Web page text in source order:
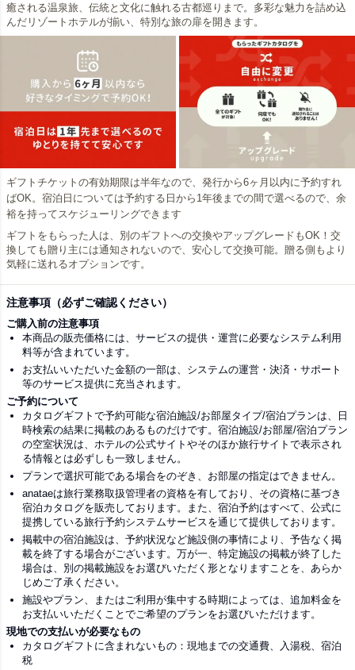
癒される温泉旅、伝統と文化に触れる古都巡りまで。多彩な魅力を詰め込
んだリゾートホテルが揃い、特別な旅の扉を開きます。
ギフトチケットの有効期限は半年なので、発行から6ヶ月以内に予約すれ
ばOK。宿泊日については予約する日から1年後までの間で選べるので、余
裕を持ってスケジューリングできます
ギフトをもらった人は、別のギフトへの交換やアップグレードもOK！交
換しても贈り主には通知されないので、安心して交換可能。贈る側もより
気軽に送れるオプションです。
注意事項（必ずご確認ください）
ご購入前の注意事項
本商品の販売価格には、サービスの提供・運営に必要なシステム利用
料等が含まれています。
お支払いいただいた金額の一部は、システムの運営・決済・サポート
等のサービス提供に充当されます。
ご予約について
カタログギフトで予約可能な宿泊施設/お部屋タイプ/宿泊プランは、日
時検索の結果に掲載のあるものだけです。宿泊施設/お部屋/宿泊プラン
の空室状況は、ホテルの公式サイトやそのほか旅行サイトで表示され
る情報とは必ずしも一致しません。
プランで選択可能である場合をのぞき、お部屋の指定はできません。
anataeは旅行業務取扱管理者の資格を有しており、その資格に基づき
宿泊カタログを販売しております。また、宿泊予約はすべて、公式に
提携している旅行予約システムサービスを通じて提供しております。
掲載中の宿泊施設は、予約状況など施設側の事情により、予告なく掲
載を終了する場合がございます。万が一、特定施設の掲載が終了した
場合は、別の掲載施設をお選びいただく形となりますことを、あらか
じめご了承ください。
施設やプラン、またはご利用が集中する時期によっては、追加料金を
お支払いいただくことでご希望のプランをお選びいただけます。
現地での支払いが必要なもの
カタログギフトに含まれないもの：現地までの交通費、入湯税、宿泊
税